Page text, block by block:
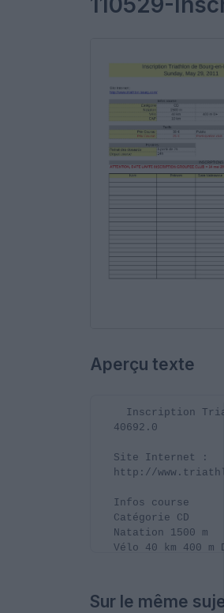
Aperçu texte
Sur le même